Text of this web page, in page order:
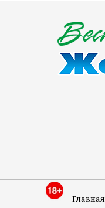
Главная